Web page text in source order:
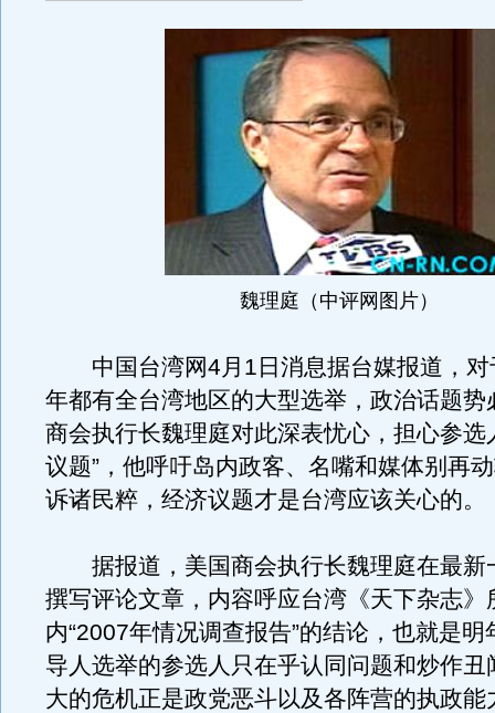
魏理庭（中评网图片）
中国台湾网4月1日消息据台媒报道，对
年都有全台湾地区的大型选举，政治话题势
商会执行长魏理庭对此深表忧心，担心参选
议题”，他呼吁岛内政客、名嘴和媒体别再
诉诸民粹，经济议题才是台湾应该关心的。
据报道，美国商会执行长魏理庭在最新
撰写评论文章，内容呼应台湾《天下杂志》
内“2007年情况调查报告”的结论，也就是
导人选举的参选人只在乎认同问题和炒作丑
大的危机正是政党恶斗以及各阵营的执政能